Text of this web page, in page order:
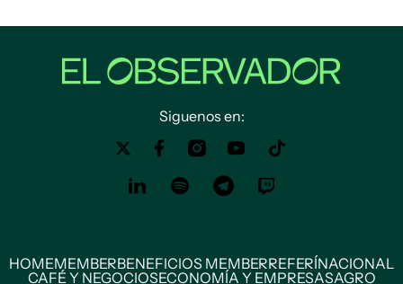
Siguenos en:
HOMEMEMBERBENEFICIOS MEMBERREFERÍNACIONAL
CAFÉ Y NEGOCIOSECONOMÍA Y EMPRESASAGRO